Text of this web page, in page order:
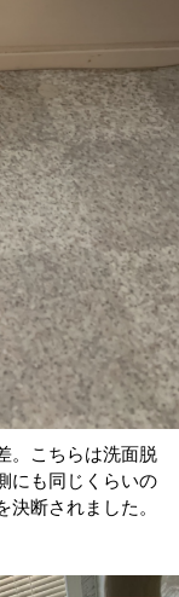
。こちらは洗面脱
にも同じくらいの
断されました。